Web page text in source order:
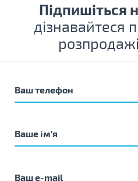
Підпишіться
дізнавайтеся